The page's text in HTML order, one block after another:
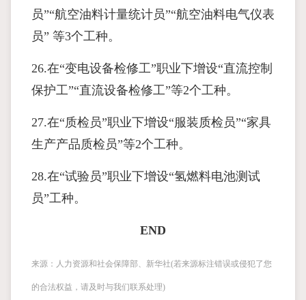
员”“航空油料计量统计员”“航空油料电气仪表
员” 等3个工种。
26.在“变电设备检修工”职业下增设“直流控制
保护工”“直流设备检修工”等2个工种。
27.在“质检员”职业下增设“服装质检员”“家具
生产产品质检员”等2个工种。
28.在“试验员”职业下增设“氢燃料电池测试
员”工种。
END
来源：人力资源和社会保障部、新华社(若来源标注错误或侵犯了您
的合法权益，请及时与我们联系处理)